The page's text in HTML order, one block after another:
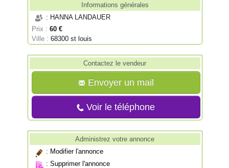
Informations générales
: HANNA LANDAUER
Prix : 60 €
Ville :68300 st louis
Contactez le vendeur
Envoyer un mail
Voir le téléphone
Administrez votre annonce
: Modifier l'annonce
:Supprimer l'annonce